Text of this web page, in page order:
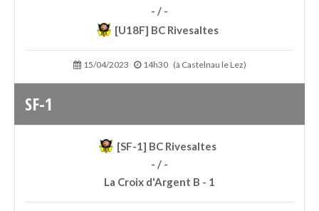
- / -
[U18F] BC Rivesaltes
15/04/2023 14h30 (à Castelnau le Lez)
SF-1
[SF-1] BC Rivesaltes
- / -
La Croix d'Argent B - 1